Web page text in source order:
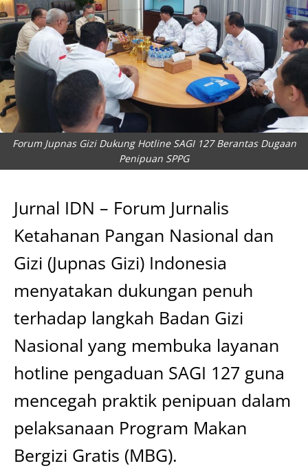
Forum Jupnas Gizi Dukung Hotline SAGI 127 Berantas Dugaan
Penipuan SPPG
Jurnal IDN – Forum Jurnalis
Ketahanan Pangan Nasional dan
Gizi (Jupnas Gizi) Indonesia
menyatakan dukungan penuh
terhadap langkah Badan Gizi
Nasional yang membuka layanan
hotline pengaduan SAGI 127 guna
mencegah praktik penipuan dalam
pelaksanaan Program Makan
Bergizi Gratis (MBG).